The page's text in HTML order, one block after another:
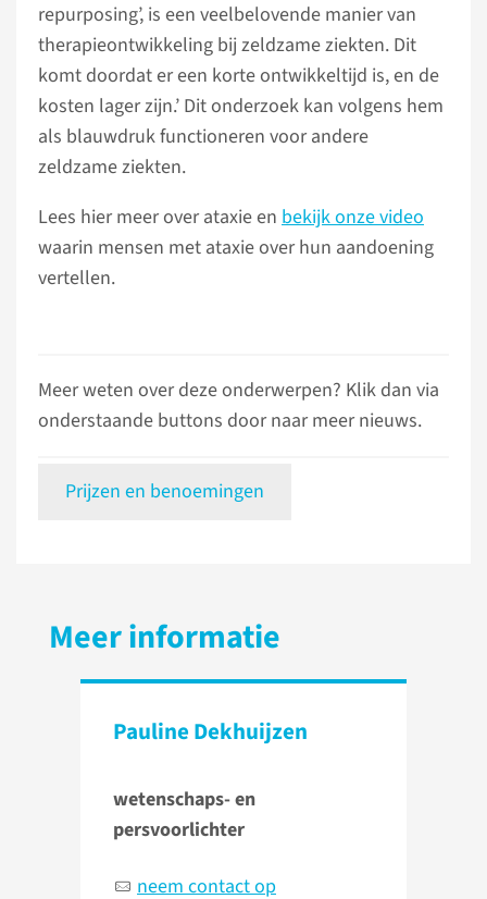
repurposing’, is een veelbelovende manier van
therapieontwikkeling bij zeldzame ziekten. Dit
komt doordat er een korte ontwikkeltijd is, en de
kosten lager zijn.’ Dit onderzoek kan volgens hem
als blauwdruk functioneren voor andere
zeldzame ziekten.
Lees hier meer over ataxie en bekijk onze video
waarin mensen met ataxie over hun aandoening
vertellen.
Meer weten over deze onderwerpen? Klik dan via
onderstaande buttons door naar meer nieuws.
Prijzen en benoemingen
Meer informatie
Pauline Dekhuijzen
wetenschaps- en
persvoorlichter
neem contact op